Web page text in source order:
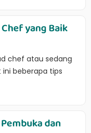
yang Baik
chef atau sedang
ini beberapa tips
dan